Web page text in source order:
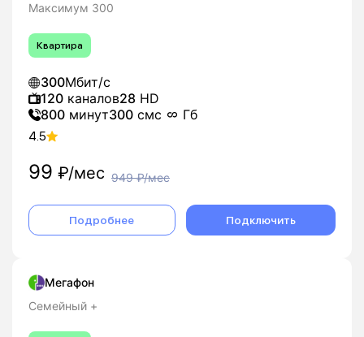
Максимум 300
Квартира
300Мбит/с
120 каналов28 HD
800 минут300 смс Гб
4.5
99 ₽/мес 949₽/мес
Подробнее Подключить
Мегафон
Семейный +